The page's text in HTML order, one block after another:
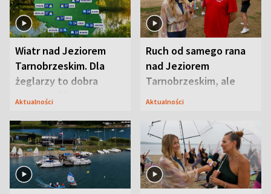
Wiatr nad Jeziorem
Tarnobrzeskim. Dla
żeglarzy to dobra
wiadomość
Aktualności
Ruch od samego rana
nad Jeziorem
Tarnobrzeskim, ale
ważna jest jedna
Aktualności